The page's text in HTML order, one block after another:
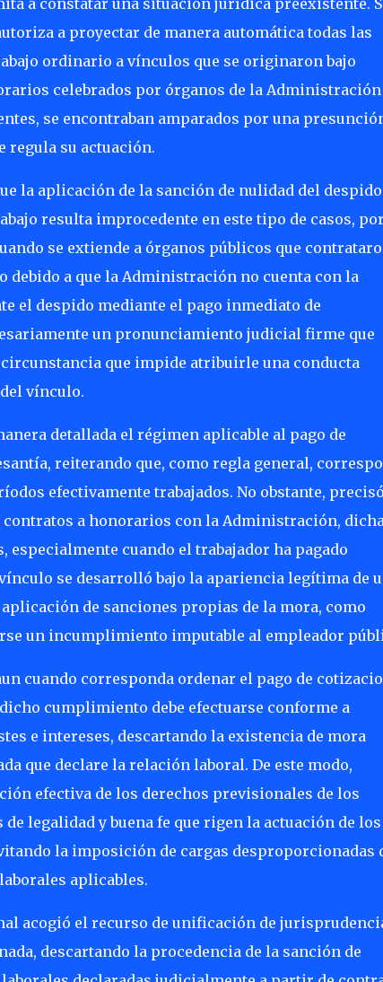
a constatar una situación jurídica preexistente.
a proyectar de manera automática todas las
ordinario a vínculos que se originaron bajo
celebrados por órganos de la
se encontraban amparados por una
regula su actuación.
la aplicación de la sanción de nulidad del despido
resulta improcedente en este tipo de casos, por
se extiende a órganos públicos que
debido a que la Administración no cuenta con la
el despido mediante el pago inmediato de
un pronunciamiento judicial firme que
que impide atribuirle una conducta
vínculo.
detallada el régimen aplicable al pago de
reiterando que, como regla general,
efectivamente trabajados. No obstante, precisó
a honorarios con la Administración,
cuando el trabajador ha pagado
se desarrolló bajo la apariencia legítima de
de sanciones propias de la mora, como
un incumplimiento imputable al empleador
cuando corresponda ordenar el pago de
cumplimiento debe efectuarse conforme a
e intereses, descartando la existencia de mora
que declare la relación laboral. De este modo,
efectiva de los derechos previsionales de los
legalidad y buena fe que rigen la actuación de los
la imposición de cargas desproporcionadas
aplicables.
acogió el recurso de unificación de
descartando la procedencia de la sanción de